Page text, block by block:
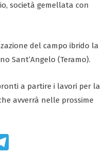
società gemellata con
del campo ibrido la
Sant’Angelo (Teramo).
a partire i lavori per la
avverrà nelle prossime